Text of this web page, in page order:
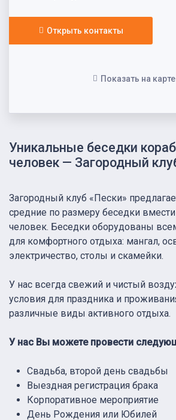
Уникальные беседки
человек — Загородный
Открыть контакты
Показать на карте
Загородный клуб «Пески»
средние по размеру беседки
человек. Беседки оборудованы
для комфортного отдыха: мангал,
электричество, столы и скамейки.
У нас всегда свежий и чистый
условия для праздника и
различные виды активного отдыха.
У нас Вы можете провести
Свадьба, второй день свадьбы
Выездная регистрация брака
Корпоративное мероприятие
День Рождения или Юбилей